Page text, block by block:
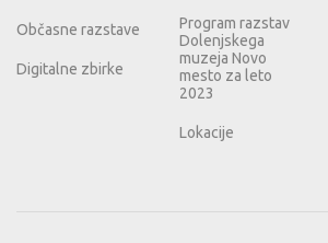
Občasne razstave
Digitalne zbirke
Program razstav
Dolenjskega
muzeja Novo
mesto za leto
2023
Lokacije